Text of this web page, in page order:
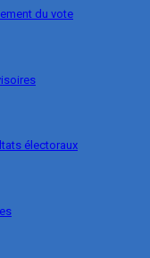
du vote
électoraux